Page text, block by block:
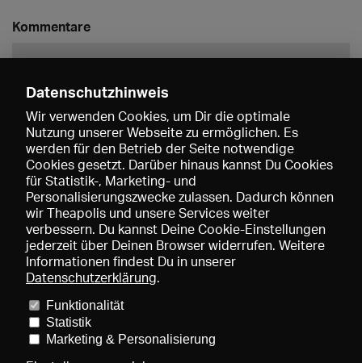
Kommentare
Speichern
Preise und Mitgliedschaften
Mediadaten
Über uns Impressum
Datenschutzhinweis
Wir verwenden Cookies, um Dir die optimale
Nutzung unserer Webseite zu ermöglichen. Es
werden für den Betrieb der Seite notwendige
Cookies gesetzt. Darüber hinaus kannst Du Cookies
für Statistik-, Marketing- und
Personalisierungszwecke zulassen. Dadurch können
wir Theapolis und unsere Services weiter
verbessern. Du kannst Deine Cookie-Einstellungen
jederzeit über Deinen Browser widerrufen. Weitere
Informationen findest Du in unserer
Datenschutzerklärung.
Funktionalität
Statistik
Marketing & Personalisierung